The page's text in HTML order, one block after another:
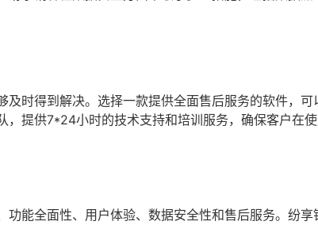
时得到解决。选择一款提供全面售后服务的软件，可
，提供7*24小时的技术支持和培训服务，确保客户在
能全面性、用户体验、数据安全性和售后服务。纷享